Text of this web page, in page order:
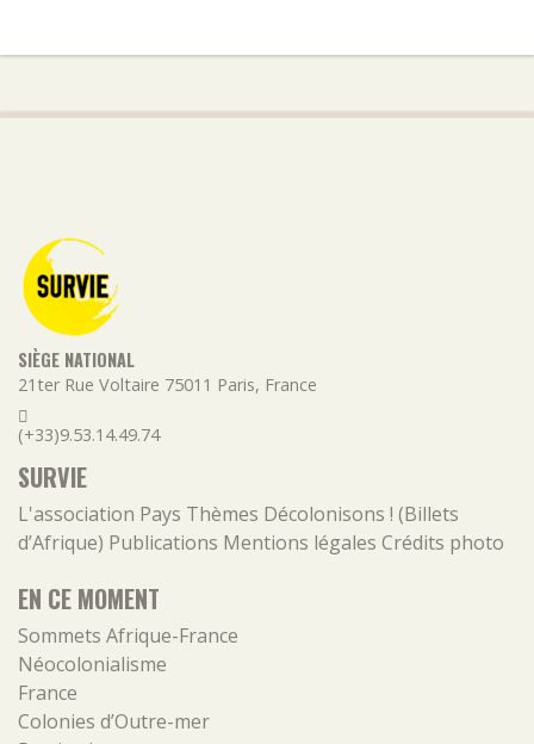
SIÈGE NATIONAL
21ter Rue Voltaire 75011 Paris, France
(+33)9.53.14.49.74
SURVIE
L'association Pays Thèmes Décolonisons ! (Billets
d’Afrique) Publications Mentions légales Crédits photo
EN CE MOMENT
Sommets Afrique-France
Néocolonialisme
France
Colonies d’Outre-mer